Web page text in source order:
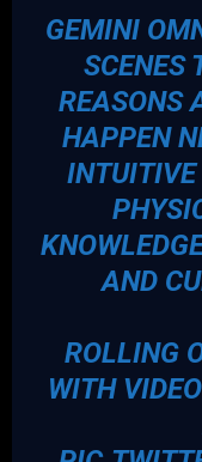
GEMINI
SCENES
REASONS
HAPPEN
INTUITIVE
AND
ROLLING
WITH